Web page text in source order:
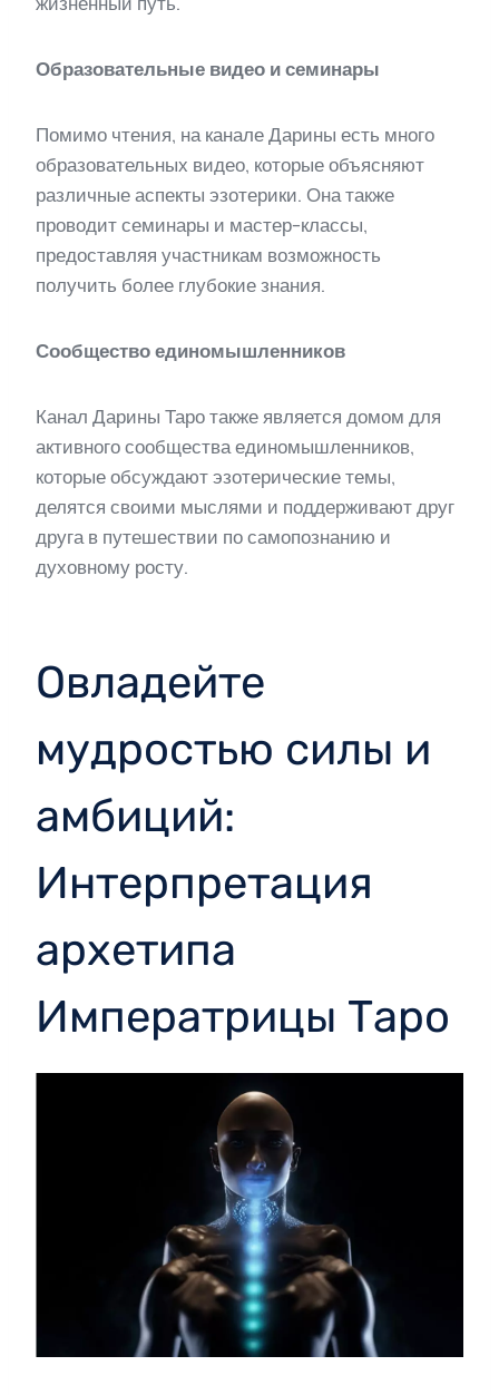
Образовательные видео и семинары
Помимо чтения, на канале Дарины есть много
образовательных видео, которые объясняют
различные аспекты эзотерики. Она также
проводит семинары и мастер-классы,
предоставляя участникам возможность
получить более глубокие знания.
Сообщество единомышленников
Канал Дарины Таро также является домом для
активного сообщества единомышленников,
которые обсуждают эзотерические темы,
делятся своими мыслями и поддерживают друг
друга в путешествии по самопознанию и
духовному росту.
Овладейте
мудростью силы и
амбиций:
Интерпретация
архетипа
Императрицы Таро